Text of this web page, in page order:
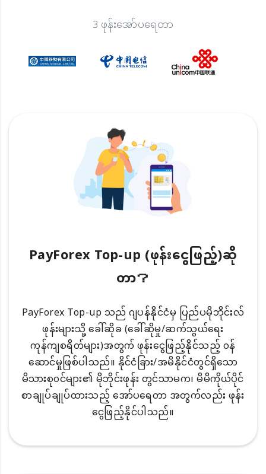
3 ဖုန်းအော်ပရေတာ
PayForex Top-up (ဖုန်းငွေဖြည့်)ဆို
တာ？
PayForex Top-up သည် ဂျပန်နိုင်ငံမှ ပြည်ပမိုဘိုင်းလ်
ဖုန်းများသို့ ခေါ်ဆိုခ (ခေါ်ဆိုမှု/ဆက်သွယ်ရေး
ကုန်ကျစရိတ်များ)အတွက် ဖုန်းငွေဖြည့်နိုင်သည့် ၀န်
ဆောင်မှုဖြစ်ပါသည်။ နိုင်ငံခြား/အမိနိုင်ငံတွင်ရှိသော
မိသားစု၀င်များ၏ မိုဘိုင်းဖုန်း တွင်သာမက၊ မိမိကိုယ်ပိုင်
စာချုပ်ချုပ်ထားသည့် အော်ပရေတာ အတွက်လည်း ဖုန်း
ငွေဖြည့်နိုင်ပါသည်။